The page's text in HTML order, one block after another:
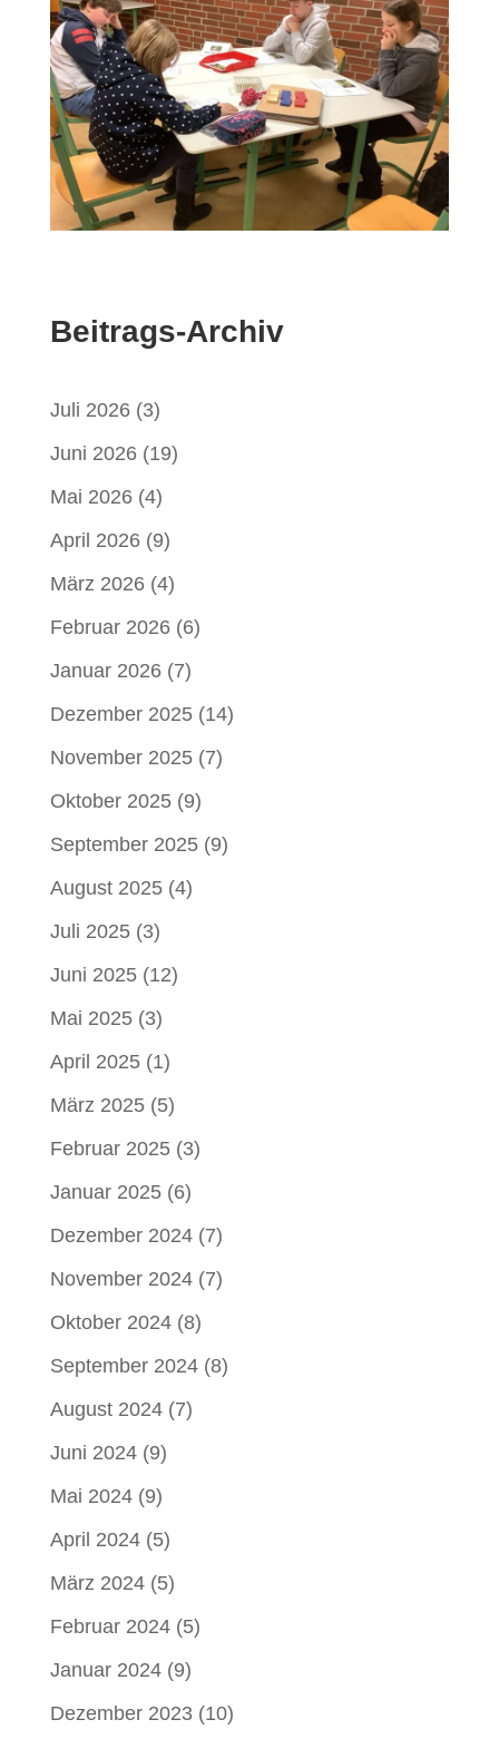
Beitrags-Archiv
Juli 2026(3)
Juni 2026(19)
Mai 2026(4)
April 2026(9)
März 2026(4)
Februar 2026(6)
Januar 2026(7)
Dezember 2025(14)
November 2025(7)
Oktober 2025(9)
September 2025(9)
August 2025(4)
Juli 2025(3)
Juni 2025(12)
Mai 2025(3)
April 2025(1)
März 2025(5)
Februar 2025(3)
Januar 2025(6)
Dezember 2024(7)
November 2024(7)
Oktober 2024(8)
September 2024(8)
August 2024(7)
Juni 2024(9)
Mai 2024(9)
April 2024(5)
März 2024(5)
Februar 2024(5)
Januar 2024(9)
Dezember 2023(10)